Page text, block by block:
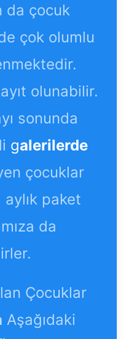
da çocuk
çok olumlu
olunabilir.
sonunda
galerilerde
çocuklar
paket
da
Çocuklar
Aşağıdaki